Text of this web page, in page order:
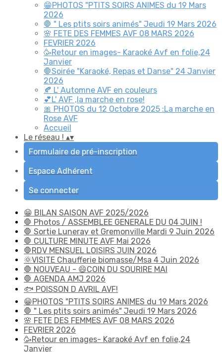
😁PHOTOS "PTITS SOIRS ANIMES du 19 Mars
2026
🛑 " Les ptits soirs animés" Jeudi 19 Mars 2026
🌸 FETE DES FEMMES AVF 08 MARS 2026
FEVRIER 2026
🥳Retour en images- Karaoké Avf en folie,24
Janvier
🛑Soirée "Karaoké, Repas et Danse" 24 Janvier
2026
🍂 L' Automne AVF en couleurs
💕L' AVF ,la marche en rose!
🎀 PHOTOS du 12 Octobre 2025 :La marche en
Rose AVF
Accueil
Le réseau ! ▴▾
Formulaire de pré-inscription
Espace Adhérent
Se connecter
😁 BILAN SAISON AVF 2025/2026
🛑 Photos / ASSEMBLEE GENERALE DU 04 JUIN !
🛑 Sortie Luneray et Gremonville Mardi 9 Juin 2026
🛑 CULTURE MINUTE AVF Mai 2026
🛑RDV MENSUEL LOISIRS JUIN 2026
🌞VISITE Chaufferie biomasse/Msa 4 Juin 2026
🛑 NOUVEAU - 😄COIN DU SOURIRE MAI
🛑 AGENDA AMJ 2026
🐟 POISSON D AVRIL AVF!
😁PHOTOS "PTITS SOIRS ANIMES du 19 Mars 2026
🛑 " Les ptits soirs animés" Jeudi 19 Mars 2026
🌸 FETE DES FEMMES AVF 08 MARS 2026
FEVRIER 2026
🥳Retour en images- Karaoké Avf en folie,24
Janvier